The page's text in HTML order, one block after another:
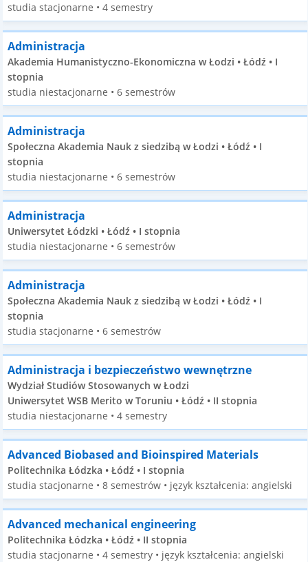
studia stacjonarne • 4 semestry
Administracja
Akademia Humanistyczno-Ekonomiczna w Łodzi • Łódź • I
stopnia
studia niestacjonarne • 6 semestrów
Administracja
Społeczna Akademia Nauk z siedzibą w Łodzi • Łódź • I
stopnia
studia niestacjonarne • 6 semestrów
Administracja
Uniwersytet Łódzki • Łódź • I stopnia
studia niestacjonarne • 6 semestrów
Administracja
Społeczna Akademia Nauk z siedzibą w Łodzi • Łódź • I
stopnia
studia stacjonarne • 6 semestrów
Administracja i bezpieczeństwo wewnętrzne
Wydział Studiów Stosowanych w Łodzi
Uniwersytet WSB Merito w Toruniu • Łódź • II stopnia
studia niestacjonarne • 4 semestry
Advanced Biobased and Bioinspired Materials
Politechnika Łódzka • Łódź • I stopnia
studia stacjonarne • 8 semestrów • język kształcenia: angielski
Advanced mechanical engineering
Politechnika Łódzka • Łódź • II stopnia
studia stacjonarne • 4 semestry • język kształcenia: angielski